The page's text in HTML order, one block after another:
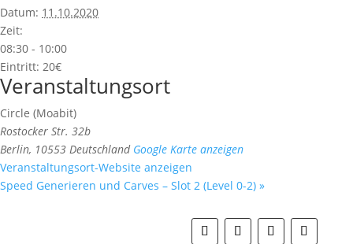
Datum: 11.10.2020
Zeit:
08:30 - 10:00
Eintritt: 20€
Veranstaltungsort
Circle (Moabit)
Rostocker Str. 32b
Berlin, 10553 Deutschland Google Karte anzeigen
Veranstaltungsort-Website anzeigen
Speed Generieren und Carves – Slot 2 (Level 0-2) »